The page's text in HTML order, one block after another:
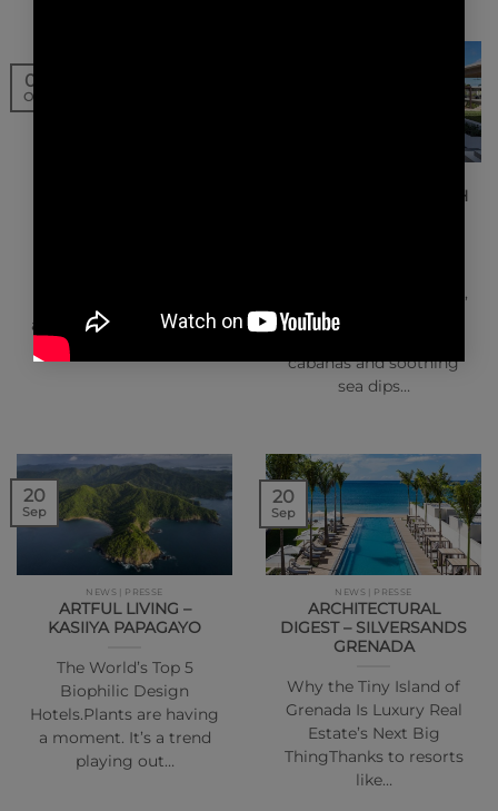
aujourd’hui, à l’aube de…
01
Oct
BRITISH AIRWAYS HIGH
The Caribbean is calling,
but between the palm-
cabanas and soothing
sea dips…
NEWS | PRESSE
ARTFUL LIVING –
KASIIYA PAPAGAYO
The World’s Top 5
Biophilic Design
Hotels.Plants are having
a moment. It’s a trend
playing out…
20
Sep
NEWS | PRESSE
ARCHITECTURAL
DIGEST – SILVERSANDS
GRENADA
Why the Tiny Island of
Grenada Is Luxury Real
Estate’s Next Big
ThingThanks to resorts
like…
20
Sep